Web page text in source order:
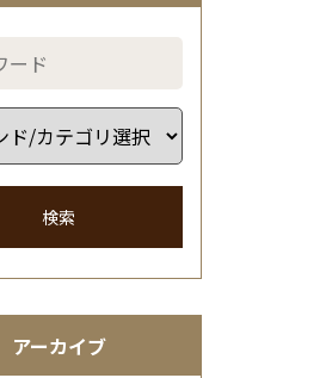
検索
アーカイブ